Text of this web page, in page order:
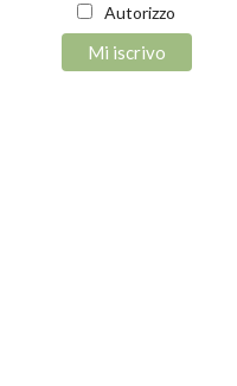
Autorizzo